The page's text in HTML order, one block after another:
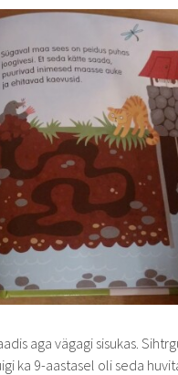
aga vägagi sisukas.
ka 9-aastasel oli seda